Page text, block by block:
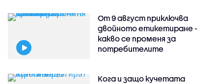
От 9 август приключва
двойното етикетиране -
какво се променя за
потребителите
Кога и защо кучетата